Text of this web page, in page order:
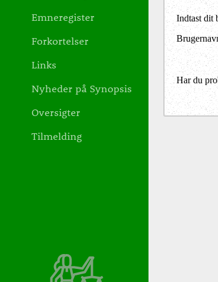
Indtast dit
Har du
Emneregister
Forkortelser
Links
Nyheder på Synopsis
Oversigter
Tilmelding